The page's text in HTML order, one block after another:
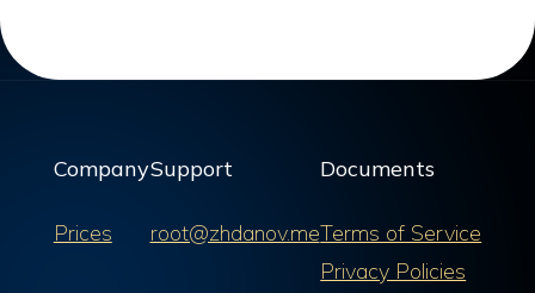
Company
Prices
Support
root@zhdanov.me
Documents
Terms of Service
Privacy Policies